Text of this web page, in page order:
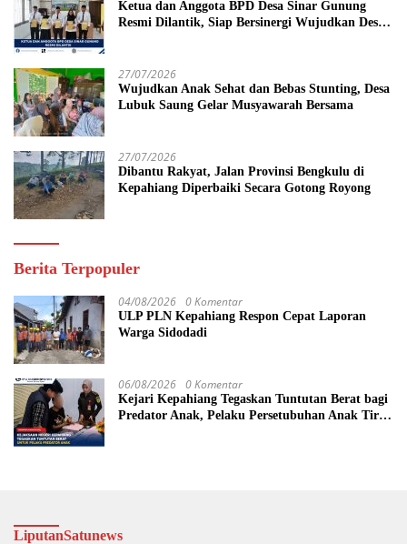
Ketua dan Anggota BPD Desa Sinar Gunung
Resmi Dilantik, Siap Bersinergi Wujudkan Desa
27/07/2026
Wujudkan Anak Sehat dan Bebas Stunting, Desa
Lubuk Saung Gelar Musyawarah Bersama
27/07/2026
Dibantu Rakyat, Jalan Provinsi Bengkulu di
Kepahiang Diperbaiki Secara Gotong Royong
Berita Terpopuler
04/08/2026 0 Komentar
ULP PLN Kepahiang Respon Cepat Laporan
Warga Sidodadi
06/08/2026 0 Komentar
Kejari Kepahiang Tegaskan Tuntutan Berat bagi
Predator Anak, Pelaku Persetubuhan Anak Tiri
LiputanSatunews